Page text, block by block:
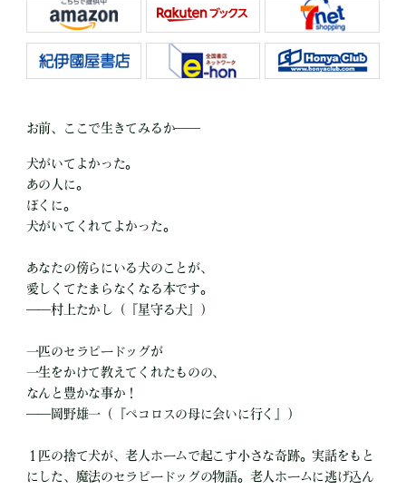
お前、ここで生きてみるか――
犬がいてよかった。
あの人に。
ぼくに。
犬がいてくれてよかった。
あなたの傍らにいる犬のことが、
愛しくてたまらなくなる本です。
――村上たかし（『星守る犬』）
一匹のセラピードッグが
一生をかけて教えてくれたものの、
なんと豊かな事か！
――岡野雄一（『ペコロスの母に会いに行く』）
１匹の捨て犬が、老人ホームで起こす小さな奇跡。実話をもと
にした、魔法のセラピードッグの物語。老人ホームに逃げ込ん